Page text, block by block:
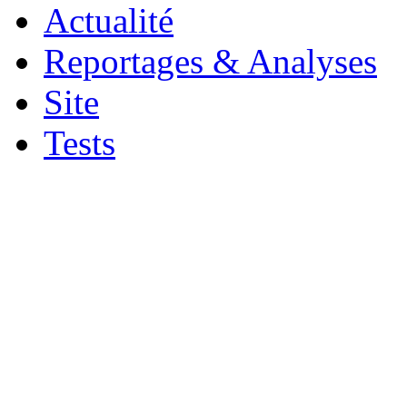
Actualité
Reportages & Analyses
Site
Tests